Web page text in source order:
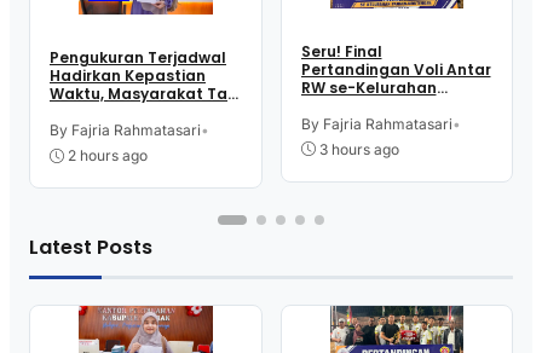
Pengukuran Terjadwal
Hadirkan Kepastian
Waktu, Masyarakat Tak
Layanan Pertanahan
By Fajria Rahmatasari•
2 hours ago
Seru! Final
Pertandingan Voli Antar
RW se-Kelurahan
Sambut HUT RI
By Fajria Rahmatasari•
3 hours ago
Latest Posts